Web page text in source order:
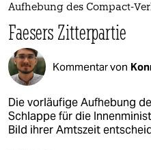
Aufhebung des Compact-
Faesers Zitterpartie
Kommentar von
Die vorläufige Aufhebung
Schlappe für die
Bild ihrer Amtszeit